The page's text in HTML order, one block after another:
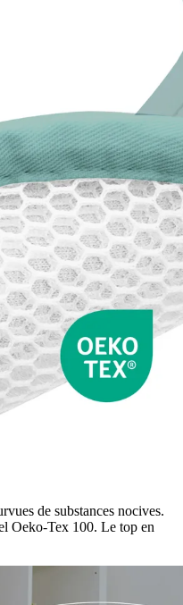
de substances nocives.
Oeko-Tex 100. Le top en